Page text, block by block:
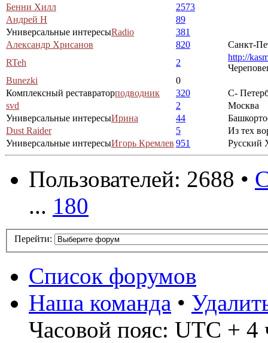
Бенни Хилл
2573
Андрей Н
89
Универсальные интересыRadio
381
Александр Хрисанов
820
Санкт-
RTeh
2
http://
Bunezki
0
Комплексный реставраторподводник 320
С-
svd
2
Москва
Универсальные интересыИрина 44
Dust Raider
5
Из тех
Универсальные интересыИгорь Кремлев 951 Русский
Пользователей: 2688 •
... 180
Перейти:
Список форумов
Наша команда •
Часовой пояс: UTC + 4